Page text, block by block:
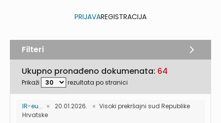
PRIJAVAREGISTRACIJA
Ukupno pronađeno dokumenata: 64
Prikaži rezultata po stranici
IR-eu... 20.01.2026.
Visoki prekršajni sud Republike
Hrvatske
Filteri